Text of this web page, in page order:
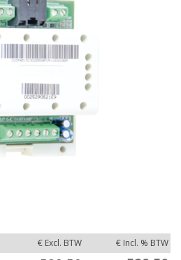
€ Excl. BTW € Incl. % BTW